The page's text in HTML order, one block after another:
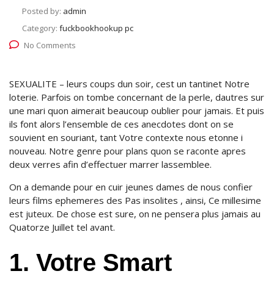
Posted by: admin
Category: fuckbookhookup pc
No Comments
SEXUALITE – leurs coups dun soir, cest un tantinet Notre
loterie. Parfois on tombe concernant de la perle, dautres sur
une mari quon aimerait beaucoup oublier pour jamais. Et puis
ils font alors l’ensemble de ces anecdotes dont on se
souvient en souriant, tant Votre contexte nous etonne i
nouveau. Notre genre pour plans quon se raconte apres
deux verres afin d’effectuer marrer lassemblee.
On a demande pour en cuir jeunes dames de nous confier
leurs films ephemeres des Pas insolites , ainsi, Ce millesime
est juteux. De chose est sure, on ne pensera plus jamais au
Quatorze Juillet tel avant.
1. Votre Smart